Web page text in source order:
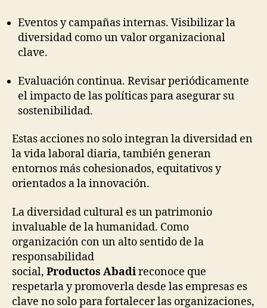
Eventos y campañas internas. Visibilizar la
diversidad como un valor organizacional
clave.
Evaluación continua. Revisar periódicamente
el impacto de las políticas para asegurar su
sostenibilidad.
Estas acciones no solo integran la diversidad en
la vida laboral diaria, también generan
entornos más cohesionados, equitativos y
orientados a la innovación.
La diversidad cultural es un patrimonio
invaluable de la humanidad. Como
organización con un alto sentido de la
responsabilidad
social, Productos Abadireconoce que
respetarla y promoverla desde las empresas es
clave no solo para fortalecer las organizaciones,